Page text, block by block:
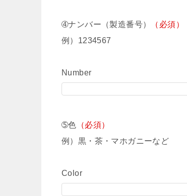
➃ナンバー（製造番号）
（必須）
例）1234567
Number
➄色 （必須）
例）黒・茶・マホガニーなど
Color